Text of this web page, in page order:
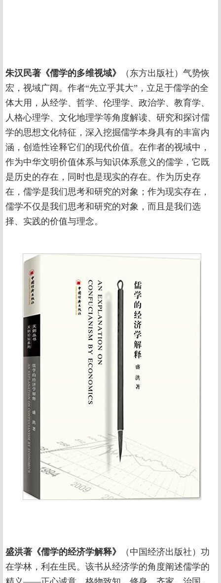
朱汉民著《儒学的多维视域》
（东方出版社）气势恢
宏，视域广阔。作者“先立乎其大”，立足于儒学的全
体大用，从经学、哲学、伦理学、政治学、教育学、
人格心理学、文化地理学等角度解读、研究和探讨儒
学的思想文化特征，深入挖掘儒学本身具有的丰富内
涵，创造性诠释它们的现代价值。在作者的视域中，
作为中华文明价值体系与知识体系意义的儒学，它既
是历史的存在，同时也是现实的存在。作为历史存
在，儒学是我们思考和研究的对象；作为现实存在，
儒学不仅是我们思考和研究的对象，而且是我们选
择、实践的价值与理念。
盛洪著《儒学的经济学解释》
（中国经济出版社）功
在学林，利在生民。该书从经济学的角度阐述儒学的